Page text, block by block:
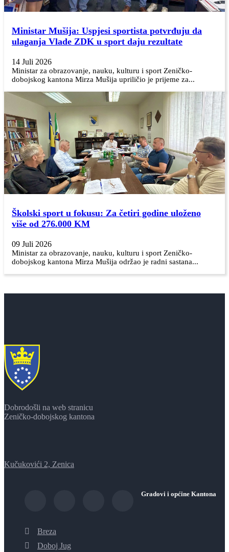
Ministar Mušija: Uspjesi sportista potvrđuju da
ulaganja Vlade ZDK u sport daju rezultate
14 Juli 2026
Ministar za obrazovanje, nauku, kulturu i sport Zeničko-
dobojskog kantona Mirza Mušija upriličio je prijeme za...
Školski sport u fokusu: Za četiri godine uloženo
više od 276.000 KM
09 Juli 2026
Ministar za obrazovanje, nauku, kulturu i sport Zeničko-
dobojskog kantona Mirza Mušija održao je radni sastana...
Dobrodošli na web stranicu
Zeničko-dobojskog kantona
Kučukovići 2, Zenica
Gradovi i općine Kantona
Breza
Doboj Jug